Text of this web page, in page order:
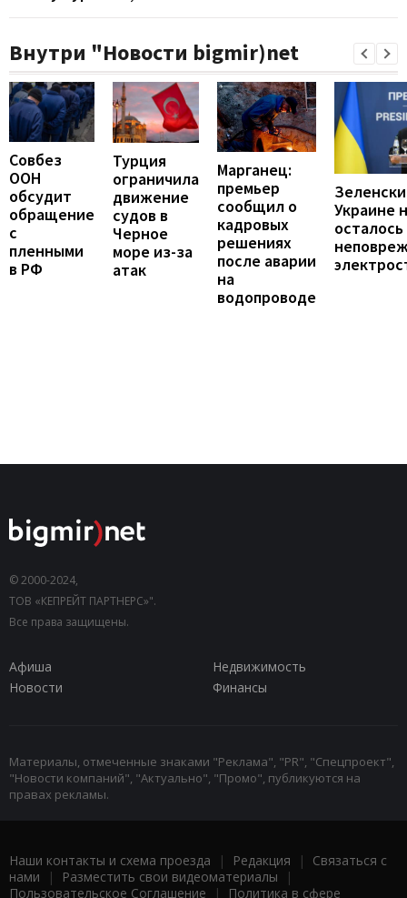
Внутри "Новости bigmir)net
Совбез
ООН
обсудит
обращение
с
пленными
в РФ
Турция
ограничила
движение
судов в
Черное
море из-за
атак
Марганец:
премьер
сообщил о
кадровых
решениях
после аварии
на
водопроводе
Украине
осталось
© 2000-2024,
ТОВ «КЕПРЕЙТ ПАРТНЕРС»".
Все права защищены.
Афиша
Недвижимость
Новости
Финансы
Материалы, отмеченные знаками "Реклама", "PR", "Спецпроект",
"Новости компаний", "Актуально", "Промо", публикуются на
правах рекламы.
Наши контакты и схема проезда | Редакция | Связаться с
нами | Разместить свои видеоматериалы |
Пользовательское Соглашение | Политика в сфере